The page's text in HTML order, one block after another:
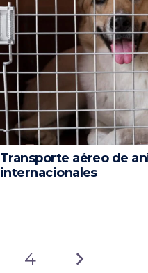
Transporte aéreo de
internacionales
4